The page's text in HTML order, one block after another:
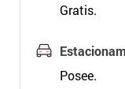
Gratis.
Posee.